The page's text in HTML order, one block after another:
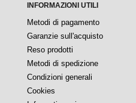
INFORMAZIONI UTILI
Metodi di pagamento
Garanzie sull'acquisto
Reso prodotti
Metodi di spedizione
Condizioni generali
Cookies